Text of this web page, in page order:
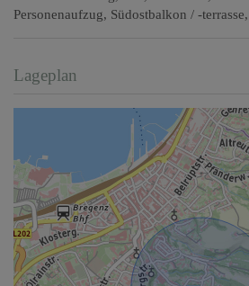
Personenaufzug
Südostbalkon / -terrasse
Lageplan